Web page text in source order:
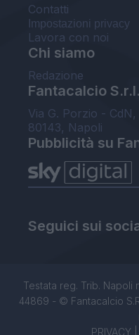
Contatti
Impostazioni privacy
Lavora con noi
Chi siamo
Redazione
Fantacalcio S.r.l.
Via G. Porzio - CdN,
80143, Napoli
Pubblicità su
Seguici sui
Testata reg. Trib. Napoli
44869 - © Fantacalcio
PRIVACY|